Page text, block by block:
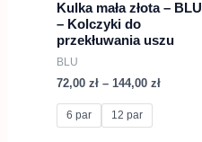
Kulka mała złota – BLU
– Kolczyki do
przekłuwania uszu
BLU
72,00 zł – 144,00 zł
6 par 12 par
wybrać
na
stronie
produktu